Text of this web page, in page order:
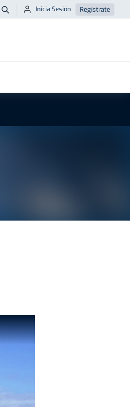
Buscar
Inicia Sesión Regístrate